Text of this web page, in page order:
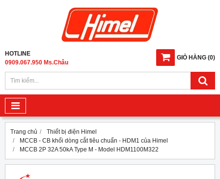
GIỎ HÀNG (0)
HOTLINE
0909.067.950 Ms.Châu
Trang chủ
Thiết bị điện Himel
MCCB - CB khối dòng cắt tiêu chuẩn - HDM1 của Himel
MCCB 2P 32A 50kA Type M - Model HDM1100M322